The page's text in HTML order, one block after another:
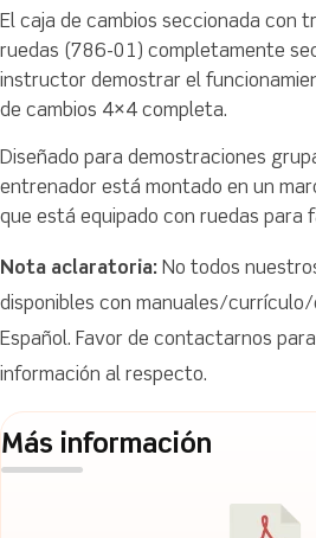
El caja de cambios seccionada con
ruedas (786-01) completamente
instructor demostrar el
de cambios 4×4 completa.
Diseñado para demostraciones
entrenador está montado en un
que está equipado con ruedas para
Nota aclaratoria: No todos
disponibles con manuales/
Español. Favor de contactarnos
información al respecto.
Más información